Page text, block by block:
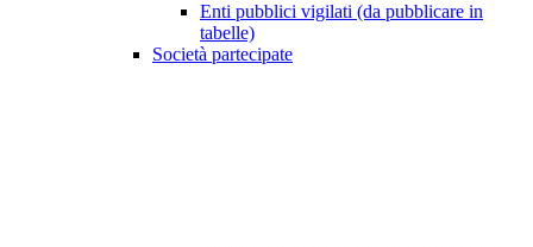
Enti pubblici vigilati (da pubblicare in
tabelle)
Società partecipate